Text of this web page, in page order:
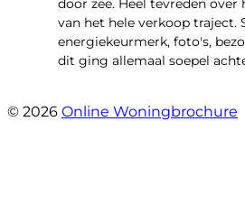
door zee. Heel tevreden over
van het hele verkoop traject.
energiekeurmerk, foto's,
dit ging allemaal soepel
© 2026 Online Woningbrochure